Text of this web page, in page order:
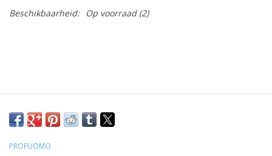
Beschikbaarheid: Op voorraad(2)
PROFUOMO